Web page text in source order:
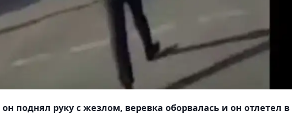
поднял руку с жезлом, веревка оборвалась и он отлетел в